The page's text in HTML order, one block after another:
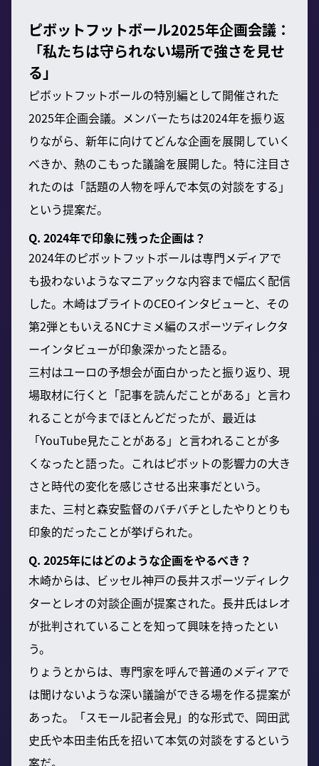
ピボットフットボール2025年企画会議：
「私たちは守られない場所で強さを見せ
る」
ピボットフットボールの特別編として開催された
2025年企画会議。メンバーたちは2024年を振り返
りながら、新年に向けてどんな企画を展開していく
べきか、熱のこもった議論を展開した。特に注目さ
れたのは「話題の人物を呼んで本気の対談をする」
という提案だ。
Q. 2024年で印象に残った企画は？
2024年のピボットフットボールは専門メディアで
も扱わないようなマニアックな内容まで幅広く配信
した。木崎はブライトのCEOインタビューと、その
第2弾ともいえるNCナミメ編のスポーツディレクタ
ーインタビューが印象深かったと語る。
三村はユーロの予想会が面白かったと振り返り、現
場取材に行くと「記事を読んだことがある」と言わ
れることが今までほとんどだったが、最近は
「YouTube見たことがある」と言われることが多
くなったと語った。これはピボットの影響力の大き
さと時代の変化を感じさせる出来事だという。
また、三村と森安監督のバチバチとしたやりとりも
印象的だったことが挙げられた。
Q. 2025年にはどのような企画をやるべき？
木崎からは、ビッセル神戸の長井スポーツディレク
ターとレオの対談企画が提案された。長井氏はレオ
が批判されていることを知って興味を持ったとい
う。
りょうとからは、専門家を呼んで普通のメディアで
は聞けないような深い議論ができる場を作る提案が
あった。「スモール記者会見」的な形式で、岡田武
史氏や本田圭佑氏を招いて本気の対談をするという
案だ。